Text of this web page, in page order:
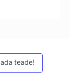
teade!